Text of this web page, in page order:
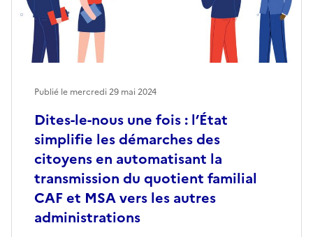
Dites-le-nous une fois : l’État
simplifie les démarches des
citoyens en automatisant la
transmission du quotient familial
CAF et MSA vers les autres
administrations
Publié le mercredi 29 mai 2024